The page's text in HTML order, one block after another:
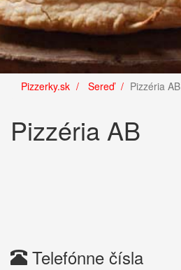
Pizzerky.sk Sereď Pizzéria AB
Pizzéria AB
Telefónne čísla